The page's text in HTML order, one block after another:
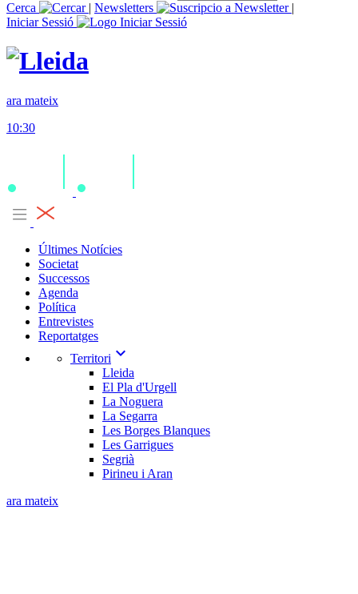
Cerca
| Newsletters
|
Iniciar Sessió
ara mateix
10:30
Últimes Notícies
Societat
Successos
Agenda
Política
Entrevistes
Reportatges
Territori expand_more
Lleida
El Pla d'Urgell
La Noguera
La Segarra
Les Borges Blanques
Les Garrigues
Segrià
Pirineu i Aran
ara mateix